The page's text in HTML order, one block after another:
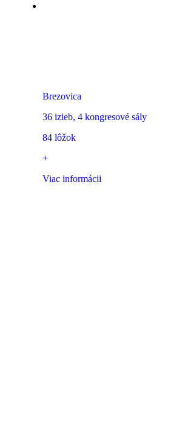
Brezovica
36 izieb, 4 kongresové sály
84 lôžok
+
Viac informácii